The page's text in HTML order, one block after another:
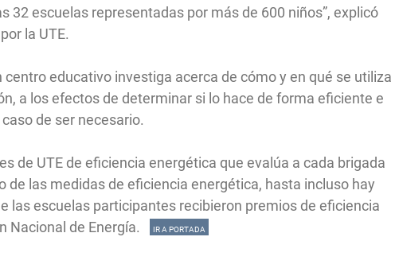
32 escuelas representadas por más de 600 niños”, explicó
la UTE.
educativo investiga acerca de cómo y en qué se utiliza
a los efectos de determinar si lo hace de forma eficiente e
de ser necesario.
de UTE de eficiencia energética que evalúa a cada brigada
de las medidas de eficiencia energética, hasta incluso hay
las escuelas participantes recibieron premios de eficiencia
Nacional de Energía.
IR A PORTADA